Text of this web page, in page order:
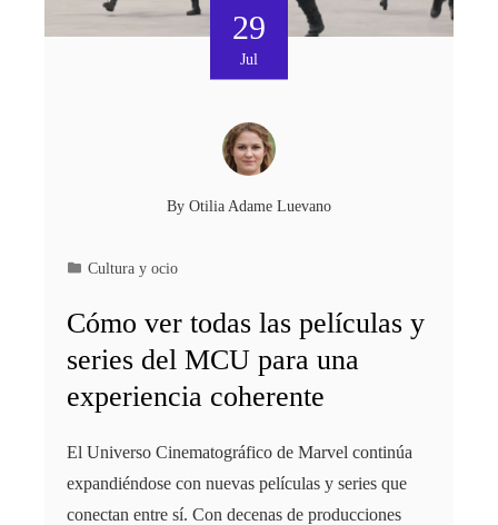
29
Jul
By Otilia Adame Luevano
Cultura y ocio
Cómo ver todas las películas y
series del MCU para una
experiencia coherente
El Universo Cinematográfico de Marvel continúa
expandiéndose con nuevas películas y series que
conectan entre sí. Con decenas de producciones